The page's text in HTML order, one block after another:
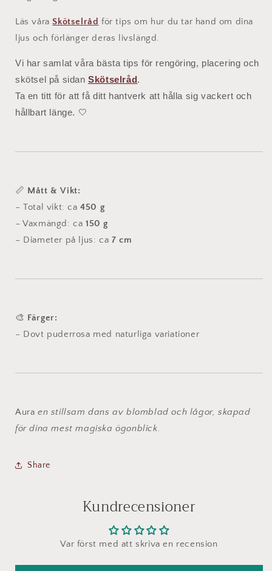
Läs våraSkötselråd för tips om hur du tar hand om dina
ljus och förlänger deras livslängd.
Vi har samlat våra bästa tips för rengöring, placering och
skötsel på sidanSkötselråd .
Ta en titt för att få ditt hantverk att hålla sig vackert och
hållbart länge. 🤍
📏 Mått & Vikt:
– Total vikt: ca450 g
– Vaxmängd: ca 150 g
– Diameter på ljus: ca 7 cm
🎨 Färger:
– Dovt puderrosa med naturliga variationer
Aura en stillsam dans av blomblad och lågor, skapad
för dina mest magiska ögonblick.
Share
Kundrecensioner
Var först med att skriva en recension